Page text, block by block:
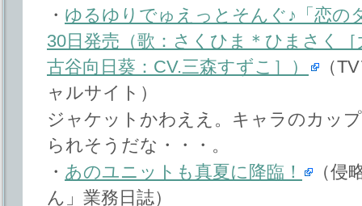
・ ゆるゆりでゅえっとそんぐ♪「恋の
30日発売（歌：さくひま＊ひまさく
古谷向日葵：CV.三森すずこ］）
（
ャルサイト）
ジャケットかわええ。キャラのカッ
られそうだな・・・。
・ あのユニットも真夏に降臨！
（侵
ん」業務日誌）